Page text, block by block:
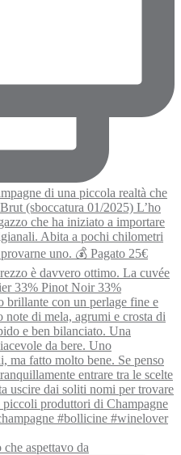
aspettavo da